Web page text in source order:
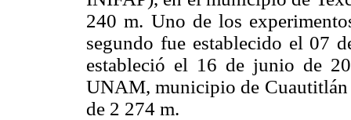
240 m. Uno de los
segundo fue establecido el 07
estableció el 16 de junio de
UNAM, municipio de
de 2 274 m.